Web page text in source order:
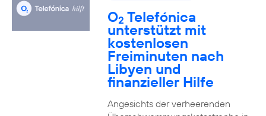
O2 Telefónica
unterstützt mit
kostenlosen
Freiminuten nach
Libyen und
finanzieller Hilfe
Angesichts der verheerenden